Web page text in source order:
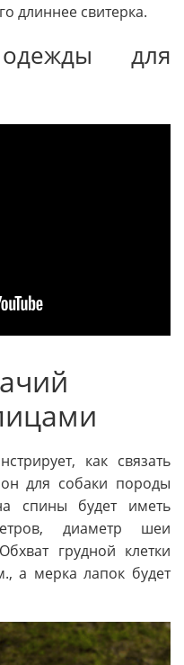
длиннее свитерка.
для
как связать
для собаки породы
спины будет иметь
диаметр шеи
грудной клетки
а мерка лапок будет